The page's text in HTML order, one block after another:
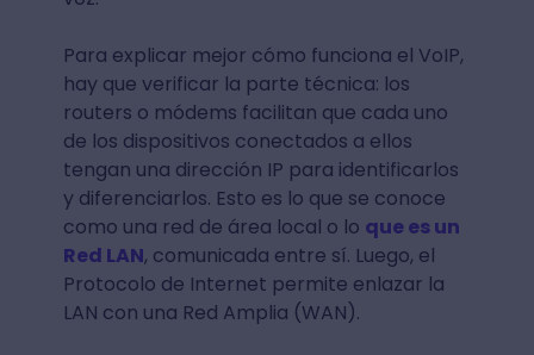
Para explicar mejor cómo funciona el VoIP,
hay que verificar la parte técnica: los
routers o módems facilitan que cada uno
de los dispositivos conectados a ellos
tengan una dirección IP para identificarlos
y diferenciarlos. Esto es lo que se conoce
como una red de área local o lo que es un
Red LAN, comunicada entre sí. Luego, el
Protocolo de Internet permite enlazar la
LAN con una Red Amplia (WAN).